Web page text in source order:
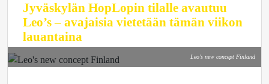
Jyväskylän HopLopin tilalle avautuu
Leo’s – avajaisia vietetään tämän viikon
lauantaina
Leo's new concept Finland